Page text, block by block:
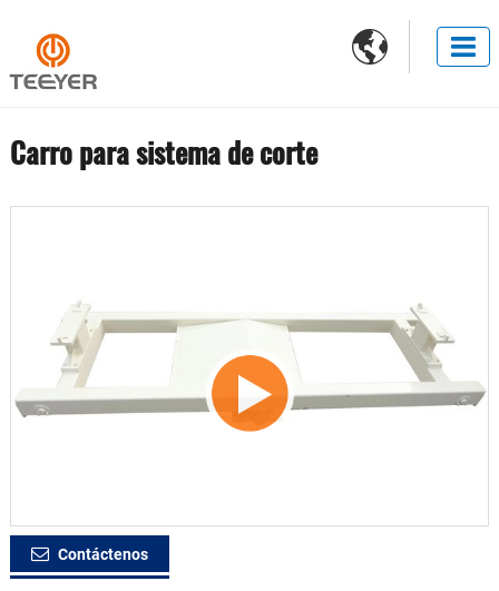

Carro para sistema de corte
Contáctenos